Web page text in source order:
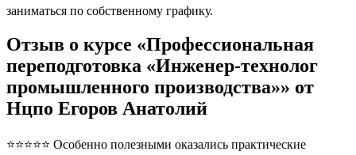
заниматься по собственному графику.
Отзыв о курсе «Профессиональная
переподготовка «Инженер-технолог
промышленного производства»» от
Нцпо Егоров Анатолий
⭐⭐⭐⭐⭐ Особенно полезными оказались практические